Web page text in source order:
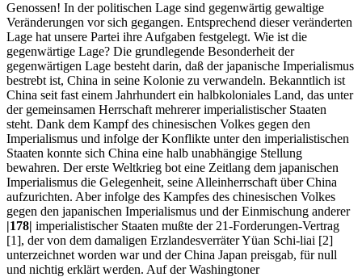
Genossen! In der politischen Lage sind gegenwärtig gewaltige
Veränderungen vor sich gegangen. Entsprechend dieser veränderten
Lage hat unsere Partei ihre Aufgaben festgelegt. Wie ist die
gegenwärtige Lage? Die grundlegende Besonderheit der
gegenwärtigen Lage besteht darin, daß der japanische Imperialismus
bestrebt ist, China in seine Kolonie zu verwandeln. Bekanntlich ist
China seit fast einem Jahrhundert ein halbkoloniales Land, das unter
der gemeinsamen Herrschaft mehrerer imperialistischer Staaten
steht. Dank dem Kampf des chinesischen Volkes gegen den
Imperialismus und infolge der Konflikte unter den imperialistischen
Staaten konnte sich China eine halb unabhängige Stellung
bewahren. Der erste Weltkrieg bot eine Zeitlang dem japanischen
Imperialismus die Gelegenheit, seine Alleinherrschaft über China
aufzurichten. Aber infolge des Kampfes des chinesischen Volkes
gegen den japanischen Imperialismus und der Einmischung anderer
|178| imperialistischer Staaten mußte der 21-Forderungen-Vertrag
[1], der von dem damaligen Erzlandesverräter Yüan Schi-liai [2]
unterzeichnet worden war und der China Japan preisgab, für null
und nichtig erklärt werden. Auf der Washingtoner